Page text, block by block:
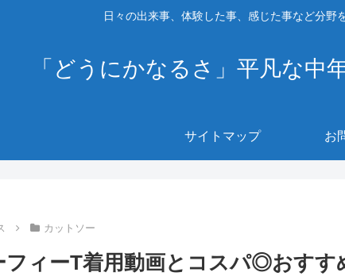
日々の出来事、体験した事、感じた事など分野
「どうにかなるさ」平凡な中
サイトマップ お
カットソー
フィーT着用動画とコスパ◎おすす